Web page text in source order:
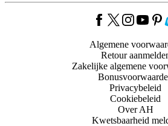
Algemene
Retour
Zakelijke algemene
Privacybeleid
Cookiebeleid
Over AH
Kwetsbaarheid